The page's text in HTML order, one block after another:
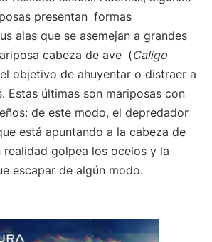
presentan formas
alas que se asemejan a grandes
cabeza de ave (Caligo
objetivo de ahuyentar o distraer a
Estas últimas son mariposas con
de este modo, el depredador
está apuntando a la cabeza de
realidad golpea los ocelos y la
escapar de algún modo.